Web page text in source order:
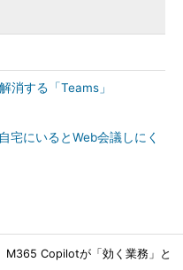
消する「Teams」
宅にいるとWeb会議しにく
Copilotが「効く業務」と